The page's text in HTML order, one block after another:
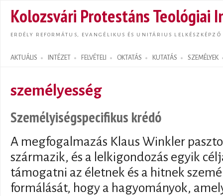
Kolozsvári Protestáns Teológiai
ERDÉLY REFORMÁTUS, EVANGÉLIKUS ÉS UNITÁRIUS LELKÉSZKÉPZŐ
AKTUÁLIS INTÉZET FELVÉTELI OKTATÁS KUTATÁS SZEMÉLYEK
Search form
személyesség
Személyiségspecifikus krédó
A megfogalmazás Klaus Winkler
származik, és a lelkigondozás egyik
támogatni az életnek és a hitnek
formálását, hogy a hagyományok,